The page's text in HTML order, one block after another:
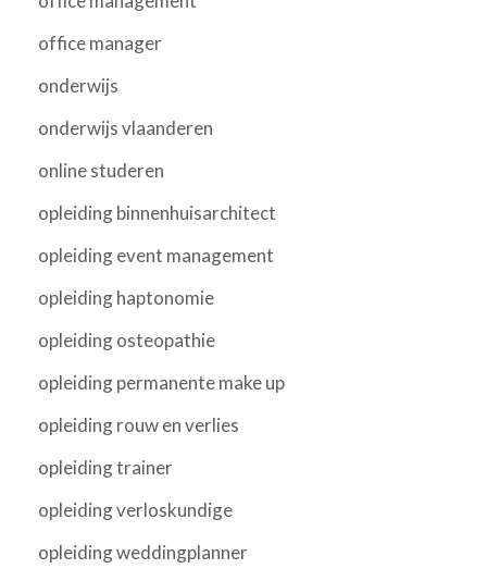
office manager
onderwijs
onderwijs vlaanderen
online studeren
opleiding binnenhuisarchitect
opleiding event management
opleiding haptonomie
opleiding osteopathie
opleiding permanente make up
opleiding rouw en verlies
opleiding trainer
opleiding verloskundige
opleiding weddingplanner